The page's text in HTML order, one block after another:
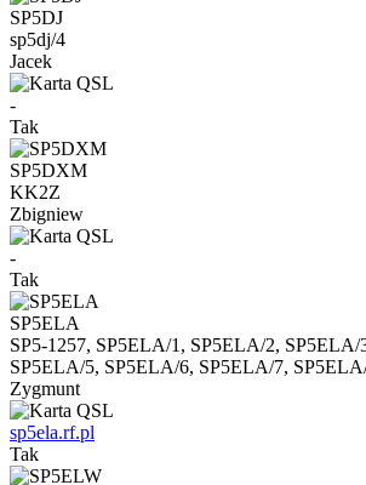
SP5DJ
sp5dj/4
Jacek
-
Tak
SP5DXM
KK2Z
Zbigniew
-
Tak
SP5ELA
SP5-1257, SP5ELA/1, SP5ELA/2, SP5ELA/
SP5ELA/5, SP5ELA/6, SP5ELA/7,
Zygmunt
sp5ela.rf.pl
Tak